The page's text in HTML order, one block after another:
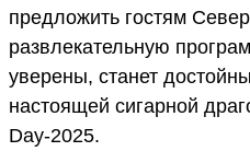
предложить гостям
развлекательную
уверены, станет
настоящей сигарной
Day-2025.